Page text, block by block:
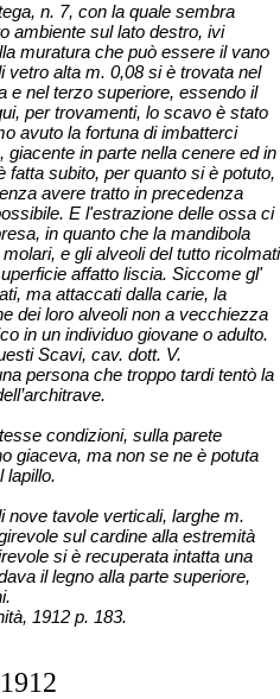
n. 7, con la quale sembra
ambiente sul lato destro, ivi
muratura che può essere il vano
alta m. 0,08 si è trovata nel
e nel terzo superiore, essendo il
per trovamenti, lo scavo è stato
avuto la fortuna di imbatterci
in parte nella cenere ed in
fatta subito, per quanto si è potuto,
avere tratto in precedenza
E l'estrazione delle ossa ci
in quanto che la mandibola
e gli alveoli del tutto ricolmati
affatto liscia. Siccome gl'
ma attaccati dalla carie, la
dei loro alveoli non a vecchiezza
in un individuo giovane o adulto.
Scavi, cav. dott. V.
persona che troppo tardi tentò la
condizioni, sulla parete
giaceva, ma non se ne è potuta
lapillo.
nove tavole verticali, larghe m.
sul cardine alla estremità
si è recuperata intatta una
il legno alla parte superiore,
1912 p. 183.